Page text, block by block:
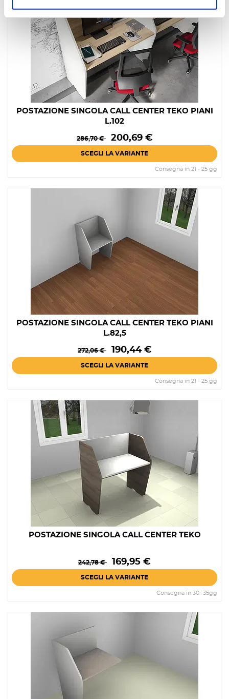
POSTAZIONE SINGOLA CALL CENTER TEKO PIANI
L.102
Prezzo
Prezzo
base
286,70 € 200,69 €
SCEGLI LA VARIANTE
Consegna in 21 - 25 gg
POSTAZIONE SINGOLA CALL CENTER TEKO PIANI
L.82,5
Prezzo
Prezzo
base
272,06 € 190,44 €
SCEGLI LA VARIANTE
Consegna in 21 - 25 gg
POSTAZIONE SINGOLA CALL CENTER TEKO
Prezzo
Prezzo
base
242,78 € 169,95 €
SCEGLI LA VARIANTE
Consegna in 30 -35gg